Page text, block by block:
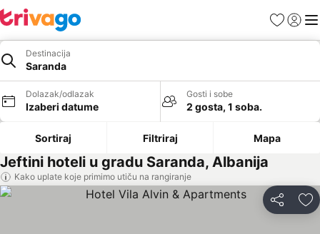
FavoritiPrijavi
Destinacija
Saranda
Dolazak/odlazak
Izaberi datume
Gosti i sobe
2 gosta, 1 soba.
Sortiraj Filtriraj Mapa
Jeftini hoteli u gradu Saranda, Albanija
Kako uplate koje primimo utiču na rangiranje
Deli